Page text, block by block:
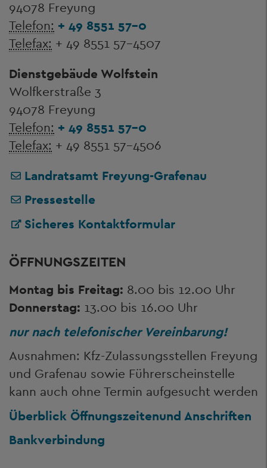
94078 Freyung
Telefon: + 49 8551 57-0
Telefax: + 49 8551 57-4507
Dienstgebäude Wolfstein
Wolfkerstraße 3
94078 Freyung
Telefon: + 49 8551 57-0
Telefax: + 49 8551 57-4506
Landratsamt Freyung-Grafenau
Pressestelle
Sicheres Kontaktformular
ÖFFNUNGSZEITEN
Montag bis Freitag: 8.00 bis 12.00 Uhr
Donnerstag: 13.00 bis 16.00 Uhr
nur nach telefonischer Vereinbarung!
Ausnahmen: Kfz-Zulassungsstellen Freyung
und Grafenau sowie Führerscheinstelle
kann auch ohne Termin aufgesucht werden
Überblick Öffnungszeitenund Anschriften
Bankverbindung